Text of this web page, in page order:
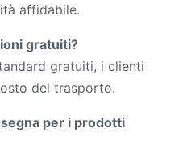
affidabile.
gratuiti?
gratuiti, i clienti
del trasporto.
per i prodotti